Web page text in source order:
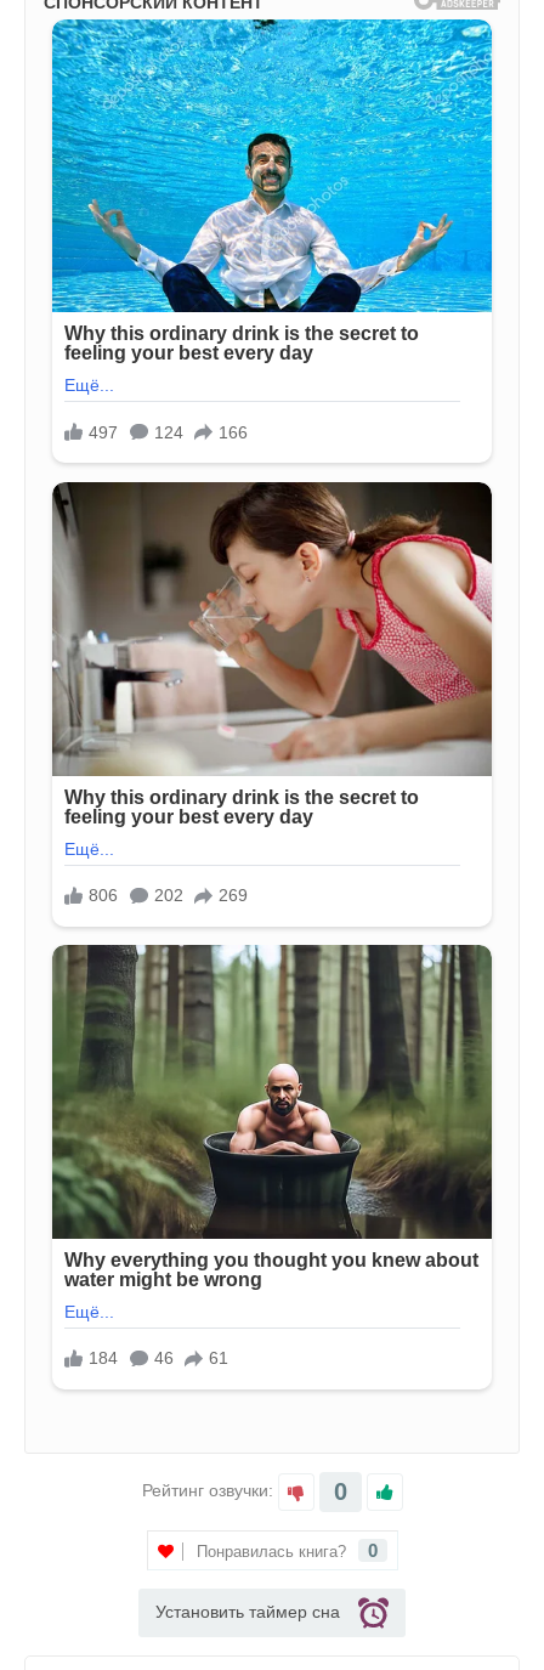
Рейтинг озвучки: 0
Понравилась книга? 0
Установить таймер сна